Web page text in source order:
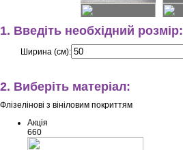
1. Введіть необхідний розмір:
Ширина (см):
2. Виберіть матеріал:
Флізелінові з вініловим покриттям
Акція
660